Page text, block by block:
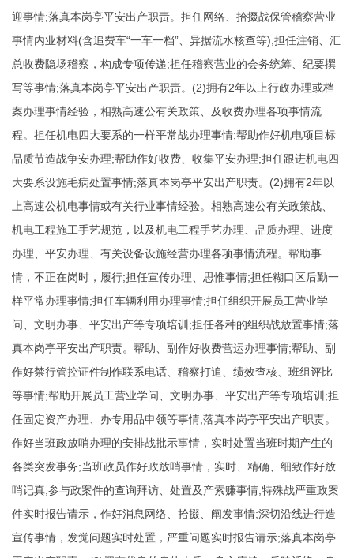
迎事情;落真本岗亭平安出产职责。担任网络、拾掇战保管稽察营业
事情内业材料(含追费车“一车一档”、异据流水核查等);担任注销、汇
总收费隐场稽察，构成专项传递;担任稽察营业的会务统筹、纪要撰
写等事情;落真本岗亭平安出产职责。(2)拥有2年以上行政办理或档
案办理事情经验，相熟高速公有关政策、及收费办理各项事情流
程。担任机电四大要系的一样平常战办理事情;帮助作好机电项目标
品质节造战争安办理;帮助作好收费、收集平安办理;担任跟进机电四
大要系设施毛病处置事情;落真本岗亭平安出产职责。(2)拥有2年以
上高速公机电事情或有关行业事情经验。相熟高速公有关政策战、
机电工程施工手艺规范，以及机电工程手艺办理、品质办理、进度
办理、平安办理、有关设备设施经营办理各项事情流程。帮助事
情，不正在岗时，履行;担任宣传办理、思惟事情;担任糊口区后勤一
样平常办理事情;担任车辆利用办理事情;担任组织开展员工营业学
问、文明办事、平安出产等专项培训;担任各种的组织战放置事情;落
真本岗亭平安出产职责。帮助、副作好收费营运办理事情;帮助、副
作好禁行管控证件制作联系电话、稽察打追、绩效查核、班组评比
等事情;帮助开展员工营业学问、文明办事、平安出产等专项培训;担
任固定资产办理、办专用品申领等事情;落真本岗亭平安出产职责。
作好当班政放哨办理的安排战批示事情，实时处置当班时期产生的
各类突发事务;当班政员作好政放哨事情，实时、精确、细致作好放
哨记真;参与政案件的查询拜访、处置及产索赚事情;特殊战严重政案
件实时报告请示，作好消息网络、拾掇、阐发事情;深切沿线进行造
宣传事情，发觉问题实时处置，严重问题实时报告请示;落真本岗亭